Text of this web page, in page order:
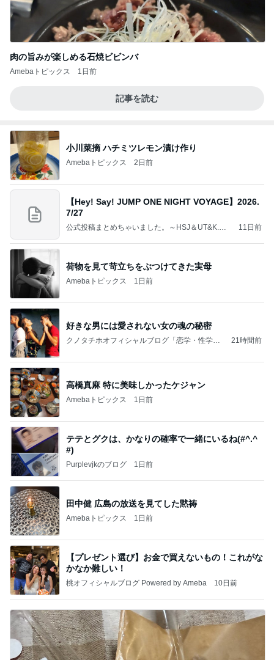
肉の旨みが楽しめる石焼ビビンバ
Amebaトピックス 1日前
記事を読む
小川菜摘 ハチミツレモン漬け作り
Amebaトピックス 2日前
【Hey! Say! JUMP ONE NIGHT VOYAGE】2026.
7/27
公式投稿まとめちゃいました。～HSJ＆UT&K.O.
11日前
荷物を見て苛立ちをぶつけてきた実母
Amebaトピックス 1日前
好きな男には愛されない女の魂の秘密
クノタチホオフィシャルブログ「恋学・性学研
21時間前
高橋真麻 特に美味しかったケジャン
Amebaトピックス 1日前
テテとグクは、かなりの確率で一緒にいるね(#^.^
#)
Purplevjkのブログ 1日前
田中健 広島の放送を見てした黙祷
Amebaトピックス 1日前
【プレゼント選び】お金で買えないもの！これがな
かなか難しい！
桃オフィシャルブログ Powered by Ameba 10日前